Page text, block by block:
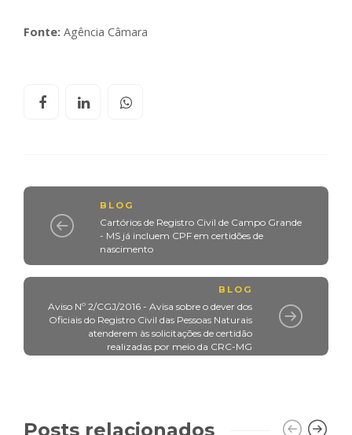
Fonte: Agência Câmara
BLOG
Cartórios de Registro Civil de Campo Grande
- MS já incluem CPF em certidões de
nascimento
BLOG
Aviso Nº 2/CGJ/2016 - Avisa sobre o dever dos
Oficiais do Registro Civil das Pessoas Naturais
atenderem às solicitações de certidão
realizadas por meio da CRC-MG
Posts relacionados